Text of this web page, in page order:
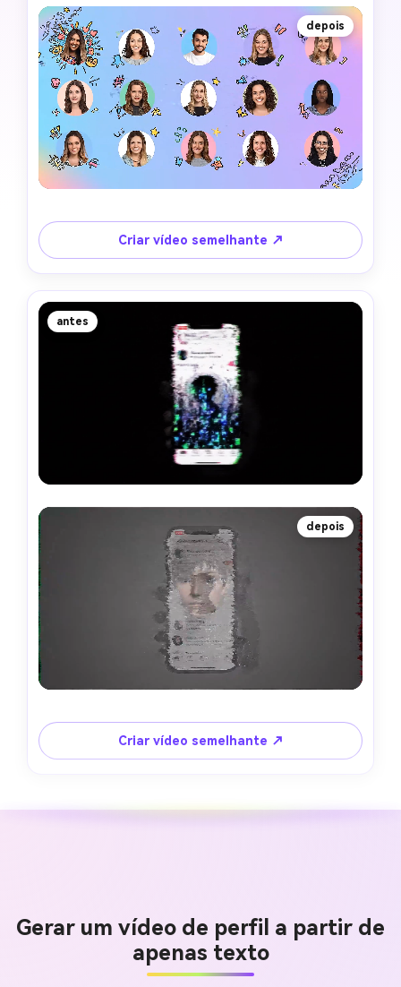
depois
Criar vídeo semelhante ↗
antes
depois
Criar vídeo semelhante ↗
Gerar um vídeo de perfil a partir de
apenas texto